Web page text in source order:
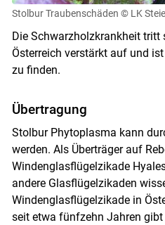
Stolbur Traubenschäden © LK
Die Schwarzholzkrankheit tritt
Österreich verstärkt auf und
zu finden.
Übertragung
Stolbur Phytoplasma kann
werden. Als Überträger auf
Windenglasflügelzikade
andere Glasflügelzikaden
Windenglasflügelzikade in
seit etwa fünfzehn Jahren